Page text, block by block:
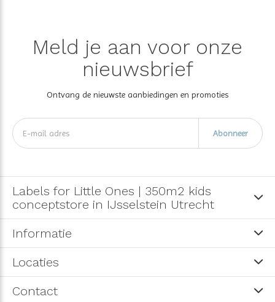
Meld je aan voor onze
nieuwsbrief
Ontvang de nieuwste aanbiedingen en promoties
Abonneer
Labels for Little Ones | 350m2 kids
conceptstore in IJsselstein Utrecht
Informatie
Locaties
Contact